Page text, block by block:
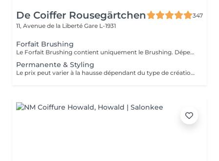
De Coiffer Rousegärtchen
347
11, Avenue de la Liberté Gare L-1931
Forfait Brushing
Le Forfait Brushing contient uniquement le Brushing. Dépendant de la longueur des cheveux, le prix peut varier. En cas de questions veuillez appeler au +352 27 70 21 25.
Permanente & Styling
Le prix peut varier à la hausse dépendant du type de création finalement réalisée.